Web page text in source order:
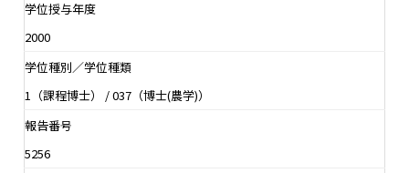
学位授与年度
2000
学位種別／学位種類
1（課程博士） / 037（博士(農学)）
報告番号
5256